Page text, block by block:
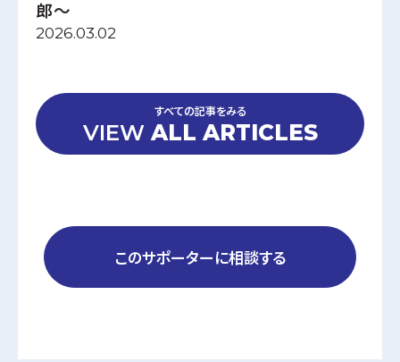
郎〜
2026.03.02
すべての記事をみる
VIEW ALL ARTICLES
このサポーターに相談する